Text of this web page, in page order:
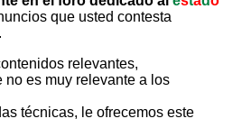
que usted contesta
relevantes,
no es muy relevante a los
técnicas, le ofrecemos este